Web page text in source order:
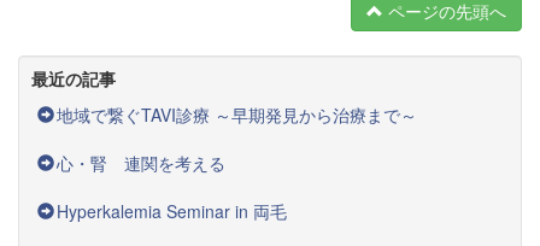
ページの先頭へ
最近の記事
地域で繋ぐTAVI診療 ～早期発見から治療まで～
心・腎 連関を考える
Hyperkalemia Seminar in 両毛